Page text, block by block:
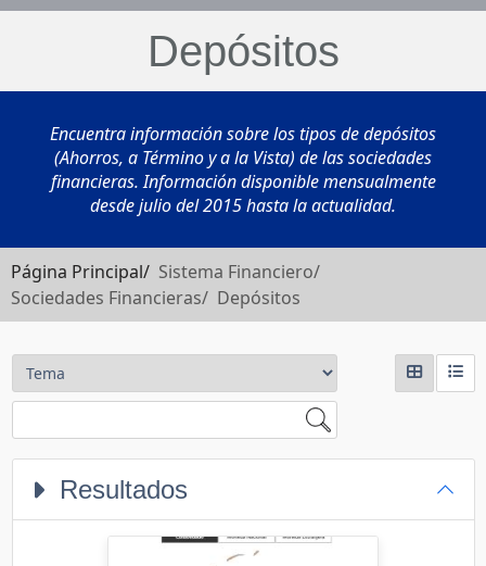
Depósitos
Encuentra información sobre los tipos de depósitos
(Ahorros, a Término y a la Vista) de las sociedades
financieras. Información disponible mensualmente
desde julio del 2015 hasta la actualidad.
Página Principal/ Sistema Financiero/
Sociedades Financieras/ Depósitos
Resultados